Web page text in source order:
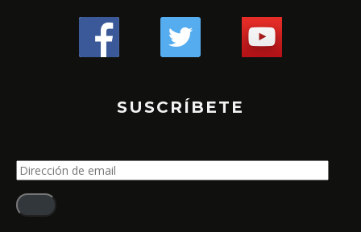
SUSCRÍBETE
Dirección
de
email